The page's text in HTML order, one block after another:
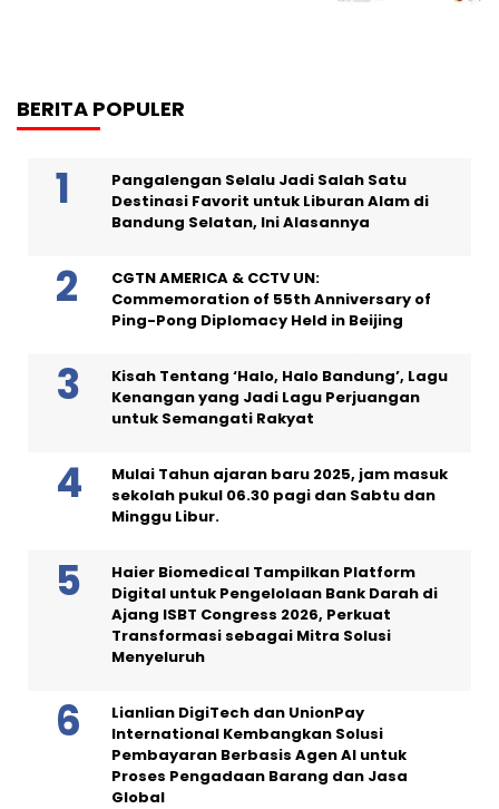
BERITA POPULER
Pangalengan Selalu Jadi Salah Satu
Destinasi Favorit untuk Liburan Alam di
Bandung Selatan, Ini Alasannya
CGTN AMERICA & CCTV UN:
Commemoration of 55th Anniversary of
Ping-Pong Diplomacy Held in Beijing
Kisah Tentang ‘Halo, Halo Bandung’, Lagu
Kenangan yang Jadi Lagu Perjuangan
untuk Semangati Rakyat
Mulai Tahun ajaran baru 2025, jam masuk
sekolah pukul 06.30 pagi dan Sabtu dan
Minggu Libur.
Haier Biomedical Tampilkan Platform
Digital untuk Pengelolaan Bank Darah di
Ajang ISBT Congress 2026, Perkuat
Transformasi sebagai Mitra Solusi
Menyeluruh
Lianlian DigiTech dan UnionPay
International Kembangkan Solusi
Pembayaran Berbasis Agen AI untuk
Proses Pengadaan Barang dan Jasa
Global